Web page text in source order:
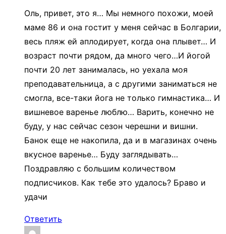
Оль, привет, это я… Мы немного похожи, моей
маме 86 и она гостит у меня сейчас в Болгарии,
весь пляж ей аплодирует, когда она плывет… И
возраст почти рядом, да много чего…И йогой
почти 20 лет занималась, но уехала моя
преподавательница, а с другими заниматься не
смогла, все-таки йога не только гимнастика… И
вишневое варенье люблю… Варить, конечно не
буду, у нас сейчас сезон черешни и вишни.
Банок еще не накопила, да и в магазинах очень
вкусное варенье… Буду заглядывать…
Поздравляю с большим количеством
подписчиков. Как тебе это удалось? Браво и
удачи
Ответить